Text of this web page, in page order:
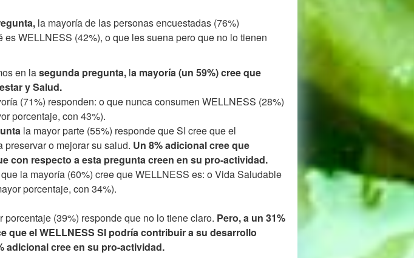
la mayoría de las personas encuestadas (76%)
es WELLNESS (42%), o que les suena pero que no lo tienen
en lasegunda pregunta, la mayoría (un 59%) cree que
y Salud.
(71%) responden: o que nunca consumen WELLNESS (28%)
porcentaje, con 43%).
la mayor parte (55%) responde que SI cree que el
o mejorar su salud. Un 8% adicional cree que
con respecto a esta pregunta creen en su pro-actividad.
la mayoría (60%) cree que WELLNESS es: o Vida Saludable
porcentaje, con 34%).
porcentaje (39%) responde que no lo tiene claro. Pero, a un 31%
que el WELLNESS SI podría contribuir a su desarrollo
adicional cree en su pro-actividad.